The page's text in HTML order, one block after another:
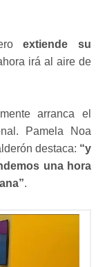
extiende su
irá al aire de
arranca el
Pamela Noa
destaca: “y
una hora
.